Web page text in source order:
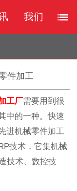
我们
件加工
工厂需要用到很
中的一种。快速
进机械零件加工
技术，它集机械
技术、数控技